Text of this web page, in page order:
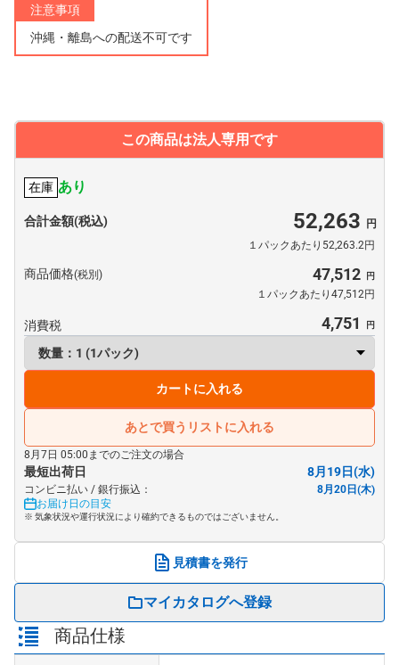
注意事項
沖縄・離島への配送不可です
この商品は法人専用です
在庫 あり
合計金額(税込) 52,263
１パックあたり52,263.2円
商品価格(税別) 47,512
１パックあたり47,512円
消費税 4,751
カートに入れる
あとで買うリストに入れる
8月7日 05:00までのご注文の場合
最短出荷日 8月19日(水)
コンビニ払い / 銀行振込：
8月20日(木)
お届け日の目安
※ 気象状況や運行状況により確約できるものではございません。
見積書を発行
マイカタログへ登録
商品仕様